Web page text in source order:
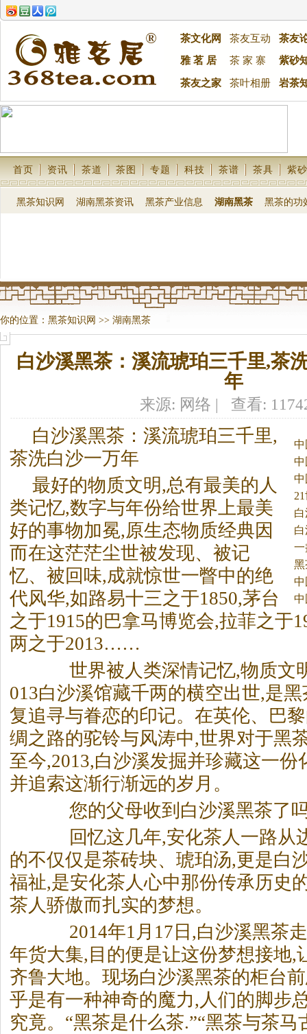
茶文化网 茶友互动
茶友
雅 茗 居
茶 家 寨 紫砂
茶友之家 茶叶相册 岩茶
首页 资讯 茶道 茶图 专题 科技 茶谱 茶具 紫砂
黑茶知识网 湖南黑茶资讯 黑茶产业信息 湖南黑茶 黑茶的功
你的位置： 黑茶知识网 >> 湖南黑茶
白沙溪黑茶：溪流琥珀三千里,茶
年
来源: 网络 | 查看:
中
中
的
喜
中
中
白沙溪黑茶 ：溪流琥珀三千里,
茶洗白沙一万年
最好的物质文明,总有最美的人
类记忆,数字与年份给世界上最美
好的事物加冕,原生态物质经典因
而在这茫茫尘世被发现、被记
忆、被回味,成就惊世一瞥中的绝
代风华,如路易十三之于1850,茅台
之于1915的巴拿马博览会,拉菲之于
两之于2013……
世界被人类深情记忆,物质文
013白沙溪馆藏千两的横空出世,是黑
复追寻与眷恋的印记。 在英伦、巴
绸之路的驼铃与风涛中,世界对于黑
至今,2013,白沙溪发掘并珍藏这一份
并追索这渐行渐远的岁月。
您的父母收到白沙溪黑茶了
回忆这几年,安化茶人一路从
的不仅仅是茶砖块、琥珀汤,更是白
福祉,是安化茶人心中那份传承历史
茶人骄傲而扎实的梦想。
2014年1月17日,白沙溪黑茶
年货大集,目的便是让这份梦想接地,
齐鲁大地。现场白沙溪黑茶的柜台
乎是有一种神奇的魔力,人们的脚步
究竟。“黑茶是什么茶.”“黑茶与茶马